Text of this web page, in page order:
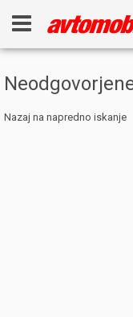
Nazaj na napredno iskanje